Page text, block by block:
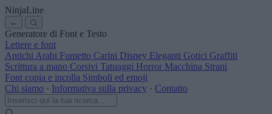
NinjaLine
←
Generatore di Font e Testo
Lettere e font
Antichi Arabi Fumetto Carini Disney Eleganti Gotici Graffiti
Scrittura a mano Corsivi Tatuaggi Horror Macchina Strani
Font copia e incolla Simboli ed emoji
Chi siamo · Informativa sulla privacy · Contatto